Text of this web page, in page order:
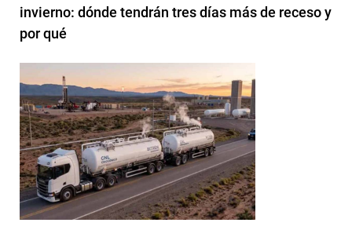
invierno: dónde tendrán tres días más de receso y
por qué